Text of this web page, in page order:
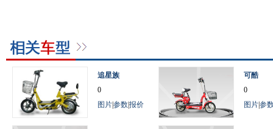
追星族
0
图片参数报价
可酷
0
图片参